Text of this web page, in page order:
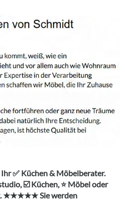
✅ Küchen & Möbelberater.
☑️ Küchen, ⭐ Möbel oder
★★★★★ Sie werden